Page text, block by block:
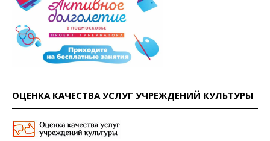
ОЦЕНКА КАЧЕСТВА УСЛУГ УЧРЕЖДЕНИЙ КУЛЬТУРЫ